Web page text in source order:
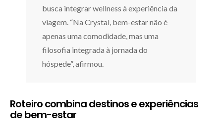
busca integrar wellness à experiência da
viagem. “Na Crystal, bem-estar não é
apenas uma comodidade, mas uma
filosofia integrada à jornada do
hóspede”, afirmou.
Roteiro combina destinos e experiências
de bem-estar